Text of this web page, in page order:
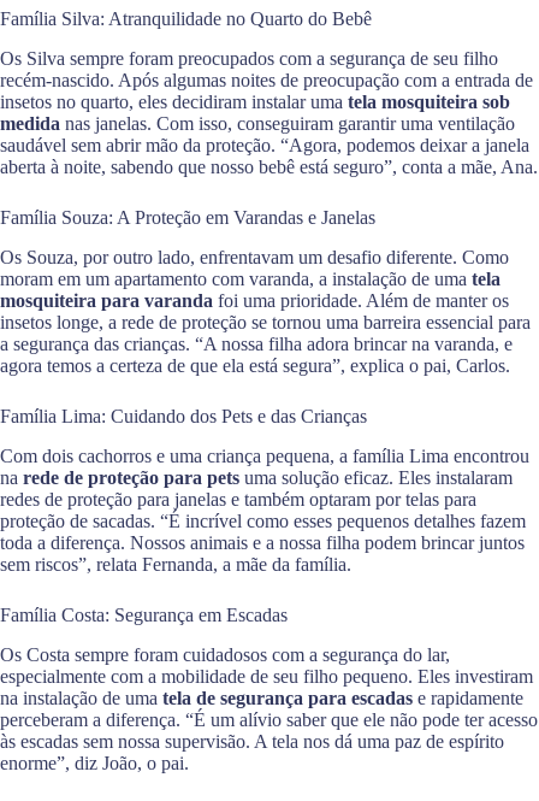
Família Silva: Atranquilidade no Quarto do Bebê
Os Silva sempre foram preocupados com a segurança de seu filho
recém-nascido. Após algumas noites de preocupação com a entrada de
insetos no quarto, eles decidiram instalar uma tela mosquiteira sob
medida nas janelas. Com isso, conseguiram garantir uma ventilação
saudável sem abrir mão da proteção. “Agora, podemos deixar a janela
aberta à noite, sabendo que nosso bebê está seguro”, conta a mãe, Ana.
Família Souza: A Proteção em Varandas e Janelas
Os Souza, por outro lado, enfrentavam um desafio diferente. Como
moram em um apartamento com varanda, a instalação de uma tela
mosquiteira para varanda foi uma prioridade. Além de manter os
insetos longe, a rede de proteção se tornou uma barreira essencial para
a segurança das crianças. “A nossa filha adora brincar na varanda, e
agora temos a certeza de que ela está segura”, explica o pai, Carlos.
Família Lima: Cuidando dos Pets e das Crianças
Com dois cachorros e uma criança pequena, a família Lima encontrou
na rede de proteção para pets uma solução eficaz. Eles instalaram
redes de proteção para janelas e também optaram por telas para
proteção de sacadas. “É incrível como esses pequenos detalhes fazem
toda a diferença. Nossos animais e a nossa filha podem brincar juntos
sem riscos”, relata Fernanda, a mãe da família.
Família Costa: Segurança em Escadas
Os Costa sempre foram cuidadosos com a segurança do lar,
especialmente com a mobilidade de seu filho pequeno. Eles investiram
na instalação de uma tela de segurança para escadas e rapidamente
perceberam a diferença. “É um alívio saber que ele não pode ter acesso
às escadas sem nossa supervisão. A tela nos dá uma paz de espírito
enorme”, diz João, o pai.